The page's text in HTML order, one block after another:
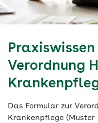
Verordnung
Das Formular zur
Krankenpflege